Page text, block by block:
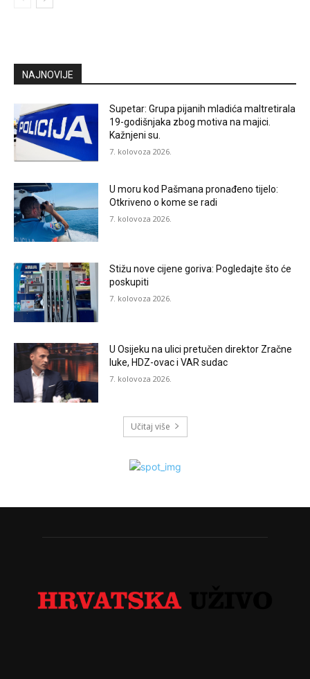
NAJNOVIJE
Supetar: Grupa pijanih mladića maltretirala
19-godišnjaka zbog motiva na majici.
Kažnjeni su.
7. kolovoza 2026.
U moru kod Pašmana pronađeno tijelo:
Otkriveno o kome se radi
7. kolovoza 2026.
Stižu nove cijene goriva: Pogledajte što će
poskupiti
7. kolovoza 2026.
U Osijeku na ulici pretučen direktor Zračne
luke, HDZ-ovac i VAR sudac
7. kolovoza 2026.
Učitaj više